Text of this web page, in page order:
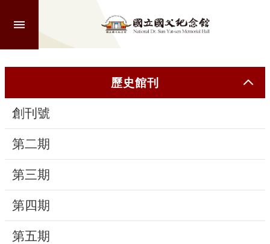
階
尋
認
識
本
館
參
觀
歷史館刊
創刊號
第二期
第三期
第四期
第五期